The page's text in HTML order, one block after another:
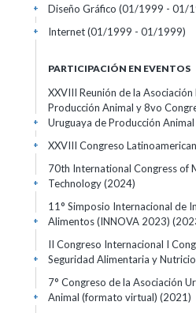
Diseño Gráfico (01/1999 - 01/
+
Internet(01/1999 - 01/1999)
+
PARTICIPACIÓN EN EVENTOS
XXVIII Reunión de la
Producción Animal y 8vo
Uruguaya de Producción Animal
+
XXVIII Congreso
+
70th International Congress of
Technology(2024)
+
11° Simposio Internacional de
Alimentos (INNOVA 2023)
+
II Congreso Internacional I
Seguridad Alimentaria y
+
7° Congreso de la Asociación
Animal (formato virtual) (2021)
+